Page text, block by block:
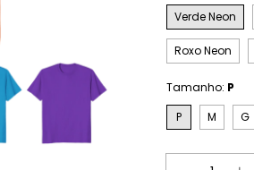
Verde Neon
Roxo Neon
Tamanho: P
P
M G